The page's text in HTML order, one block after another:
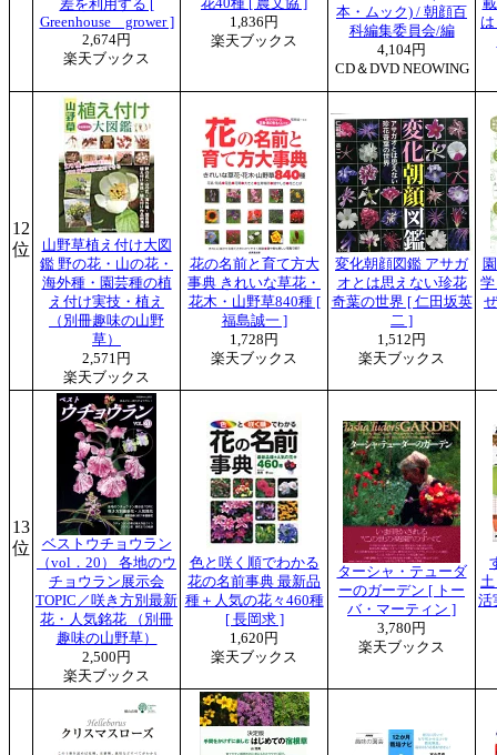
差を利用する [
Greenhouse grower ]
2,674円
楽天ブックス
花40種 [ 農文協 ]
1,836円
楽天ブックス
本・ムック) / 朝顔百
科編集委員会/編
4,104円
CD＆DVD NEOWING
12
位
山野草植え付け大図
鑑 野の花・山の花・
海外種・園芸種の植
え付け実技・植え
（別冊趣味の山野
草）
2,571円
楽天ブックス
花の名前と育て方大
事典 きれいな草花・
花木・山野草840種 [
福島誠一 ]
1,728円
楽天ブックス
変化朝顔図鑑 アサガ
オとは思えない珍花
奇葉の世界 [ 仁田坂英
二 ]
1,512円
楽天ブックス
13
位
ベストウチョウラン
（vol．20） 各地のウ
チョウラン展示会
TOPIC／咲き方別最新
花・人気銘花 （別冊
趣味の山野草）
2,500円
楽天ブックス
色と咲く順でわかる
花の名前事典 最新品
種＋人気の花々460種
[ 長岡求 ]
1,620円
楽天ブックス
ターシャ・テューダ
ーのガーデン [ トー
バ・マーティン ]
3,780円
楽天ブックス
活